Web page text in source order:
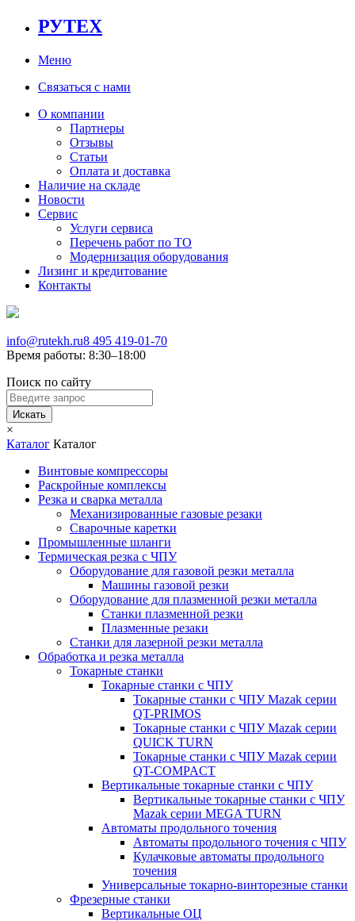
РУТЕХ
Меню
Связаться с нами
О компании
Партнеры
Отзывы
Статьи
Оплата и доставка
Наличие на складе
Новости
Сервис
Услуги сервиса
Перечень работ по ТО
Модернизация оборудования
Лизинг и кредитование
Контакты
info@rutekh.ru8 495 419-01-70
Время работы: 8:30–18:00
Поиск по сайту
Искать
×
Каталог Каталог
Винтовые компрессоры
Раскройные комплексы
Резка и сварка металла
Механизированные газовые резаки
Сварочные каретки
Промышленные шланги
Термическая резка с ЧПУ
Оборудование для газовой резки металла
Машины газовой резки
Оборудование для плазменной резки металла
Станки плазменной резки
Плазменные резаки
Станки для лазерной резки металла
Обработка и резка металла
Токарные станки
Токарные станки с ЧПУ
Токарные станки с ЧПУ Mazak серии
QT-PRIMOS
Токарные станки с ЧПУ Mazak серии
QUICK TURN
Токарные станки с ЧПУ Mazak серии
QT-COMPACT
Вертикальные токарные станки с ЧПУ
Вертикальные токарные станки с ЧПУ
Mazak серии MEGA TURN
Автоматы продольного точения
Автоматы продольного точения с ЧПУ
Кулачковые автоматы продольного
точения
Универсальные токарно-винторезные станки
Фрезерные станки
Вертикальные ОЦ